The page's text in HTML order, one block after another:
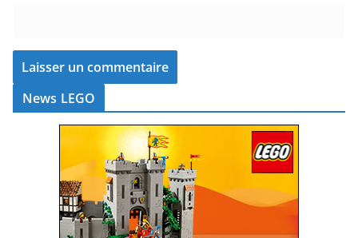
News LEGO